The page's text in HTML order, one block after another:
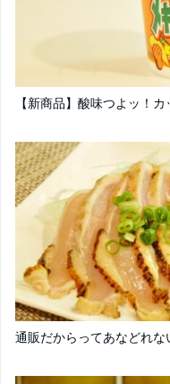
【新商品】酸味つよッ！
通販だからってあなどれ